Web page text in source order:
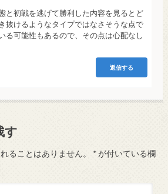
と初戦を逃げて勝利した内容を見るとど
抜けるようなタイプではなさそうな点で
る可能性もあるので、その点は心配なし
返信する
す
ることはありません。 *が付いている欄